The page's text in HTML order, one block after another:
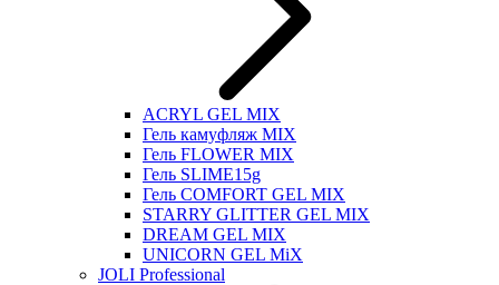
ACRYL GEL MIX
Гель камуфляж MIX
Гель FLOWER MIX
Гель SLIME15g
Гель COMFORT GEL MIX
STARRY GLITTER GEL MIX
DREAM GEL MIX
UNICORN GEL MiX
JOLI Professional